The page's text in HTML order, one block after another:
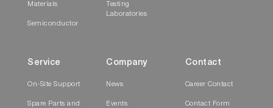
Materials
Semiconductor
Testing
Laboratories
Service
On-Site Support
Spare Parts and
Company
News
Events
Contact
Career Contact
Contact Form